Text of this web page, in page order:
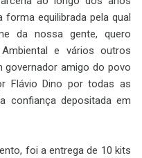
equilibrada pela qual
da nossa gente, quero
e vários outros
governador amigo do povo
Flávio Dino por todas as
confiança depositada em
foi a entrega de 10 kits